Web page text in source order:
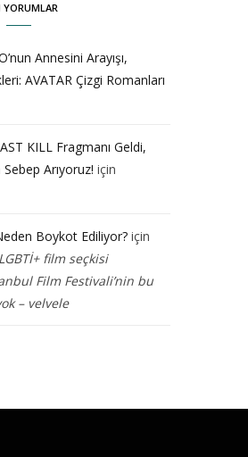
YORUMLAR
Annesini Arayışı,
AVATAR Çizgi Romanları
KILL Fragmanı Geldi,
Arıyoruz! için
Boykot Ediliyor? için
film seçkisi
Film Festivali’nin bu
– velvele